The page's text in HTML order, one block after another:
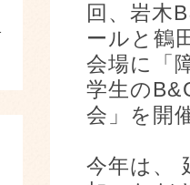
回、岩木
ールと鶴
会場に「
学生の
会」を開
今年は、